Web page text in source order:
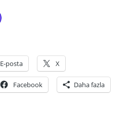
E-posta X
Facebook Daha fazla